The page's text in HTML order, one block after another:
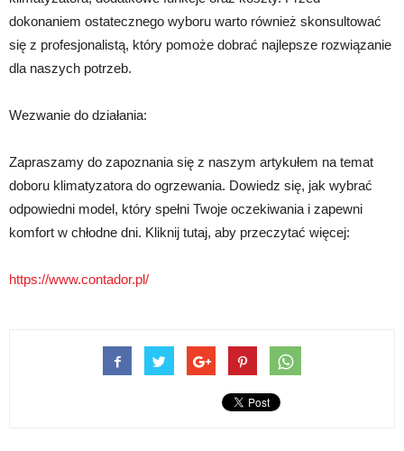
dokonaniem ostatecznego wyboru warto również skonsultować
się z profesjonalistą, który pomoże dobrać najlepsze rozwiązanie
dla naszych potrzeb.
Wezwanie do działania:
Zapraszamy do zapoznania się z naszym artykułem na temat
doboru klimatyzatora do ogrzewania. Dowiedz się, jak wybrać
odpowiedni model, który spełni Twoje oczekiwania i zapewni
komfort w chłodne dni. Kliknij tutaj, aby przeczytać więcej:
https://www.contador.pl/